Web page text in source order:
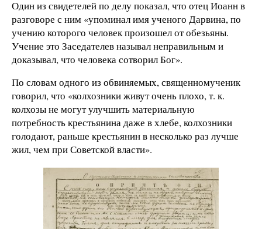
Один из свидетелей по делу показал, что отец Иоанн в
разговоре с ним «упоминал имя ученого Дарвина, по
учению которого человек произошел от обезьяны.
Учение это Заседателев называл неправильным и
доказывал, что человека сотворил Бог».
По словам одного из обвиняемых, священномученик
говорил, что «колхозники живут очень плохо, т. к.
колхозы не могут улучшить материальную
потребность крестьянина даже в хлебе, колхозники
голодают, раньше крестьянин в несколько раз лучше
жил, чем при Советской власти».